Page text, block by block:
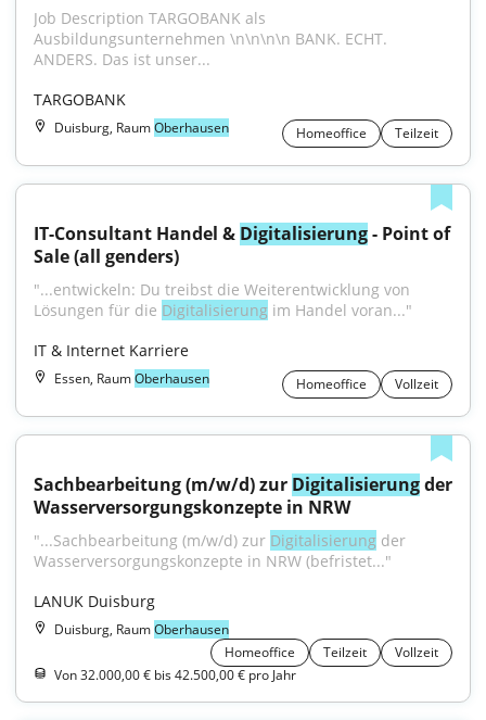
Job Description TARGOBANK als
Ausbildungsunternehmen \n\n\n\n BANK. ECHT.
ANDERS. Das ist unser...
TARGOBANK
Duisburg, RaumOberhausen Homeoffice Teilzeit
IT-Consultant Handel & Digitalisierung - Point of
Sale (all genders)
"...entwickeln: Du treibst die Weiterentwicklung von
Lösungen für die Digitalisierung im Handel voran..."
IT & Internet Karriere
Essen, RaumOberhausen Homeoffice Vollzeit
Sachbearbeitung (m/w/d) zur Digitalisierung der
Wasserversorgungskonzepte in NRW
"...Sachbearbeitung (m/w/d) zur Digitalisierung der
Wasserversorgungskonzepte in NRW (befristet..."
LANUK Duisburg
Duisburg, RaumOberhausen
Homeoffice
Teilzeit
Vollzeit
Von 32.000,00 € bis 42.500,00 € pro Jahr